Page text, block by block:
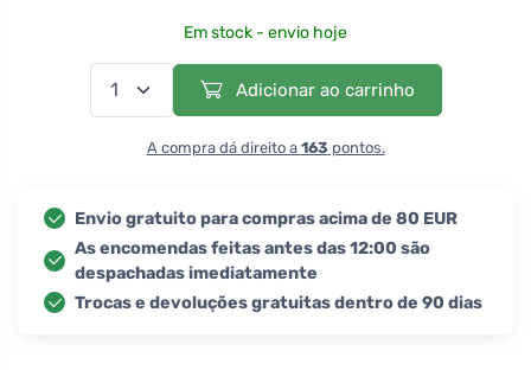
Em stock - envio hoje
Adicionar ao carrinho
A compra dá direito a 163 pontos.
Envio gratuito para compras acima de 80 EUR
As encomendas feitas antes das 12:00 são
despachadas imediatamente
Trocas e devoluções gratuitas dentro de 90 dias